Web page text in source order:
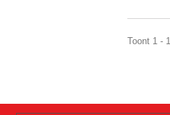
Toont 1 -